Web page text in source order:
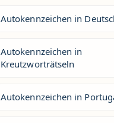
Autokennzeichen in
Autokennzeichen in
Kreutzworträtseln
Autokennzeichen in